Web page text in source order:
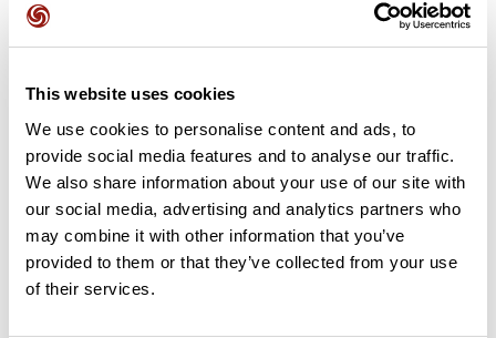
This website uses cookies
We use cookies to personalise content and ads, to
provide social media features and to analyse our traffic.
We also share information about your use of our site with
our social media, advertising and analytics partners who
may combine it with other information that you’ve
provided to them or that they’ve collected from your use
of their services.
Cols le long du parcours
46 km Col du Pertuis 626 m
46 km Col de Ventebrun 638 m
49 km Col de Boutière